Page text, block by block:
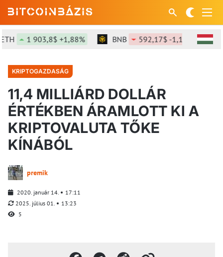
1 903,8$ +1,88% BNB 592,17$ -1,16% SOL
KRIPTOGAZDASÁG
11,4 MILLIÁRD DOLLÁR
ÉRTÉKBEN ÁRAMLOTT KI A
KRIPTOVALUTA TŐKE
KÍNÁBÓL
premik
2020. január 14.
17:11
2025. július 01.
13:23
5